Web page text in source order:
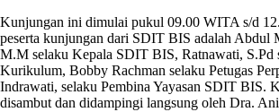
Kunjungan ini dimulai pukul 09.00 WITA s/d
peserta kunjungan dari SDIT BIS adalah Abdul
M.M selaku Kepala SDIT BIS, Ratnawati, S.Pd
Kurikulum, Bobby Rachman selaku Petugas
Indrawati, selaku Pembina Yayasan SDIT BIS.
disambut dan didampingi langsung oleh Dra.